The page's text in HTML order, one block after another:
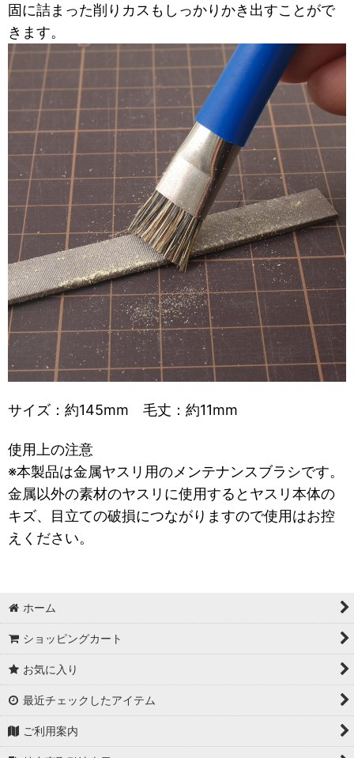
固に詰まった削りカスもしっかりかき出すことがで
きます。
サイズ：約145mm 毛丈：約11mm
使用上の注意
※本製品は金属ヤスリ用のメンテナンスブラシです。
金属以外の素材のヤスリに使用するとヤスリ本体の
キズ、目立ての破損につながりますので使用はお控
えください。
ホーム
ショッピングカート
お気に入り
最近チェックしたアイテム
ご利用案内